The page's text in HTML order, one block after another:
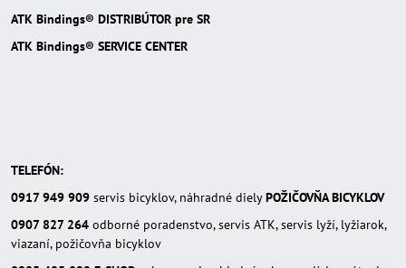
ATK Bindings® DISTRIBÚTOR pre SR
ATK Bindings® SERVICE CENTER
TELEFÓN:
0917 949 909 servis bicyklov, náhradné dielyPOŽIČOVŇA BICYKLOV
0907 827 264 odborné poradenstvo, servis ATK, servis lyží, lyžiarok,
viazaní, požičovňa bicyklov